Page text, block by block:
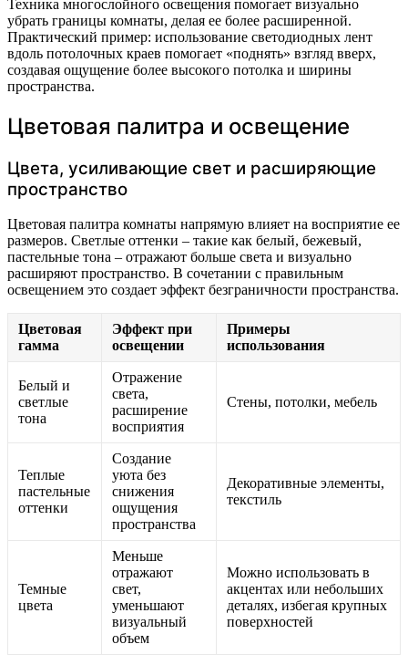
Техника многослойного освещения помогает визуально
убрать границы комнаты, делая ее более расширенной.
Практический пример: использование светодиодных лент
вдоль потолочных краев помогает «поднять» взгляд вверх,
создавая ощущение более высокого потолка и ширины
пространства.
Цветовая палитра и освещение
Цвета, усиливающие свет и расширяющие
пространство
Цветовая палитра комнаты напрямую влияет на восприятие ее
размеров. Светлые оттенки – такие как белый, бежевый,
пастельные тона – отражают больше света и визуально
расширяют пространство. В сочетании с правильным
освещением это создает эффект безграничности пространства.
Цветовая
гамма
Эффект при
освещении
Примеры
использования
Белый и
светлые
тона
Отражение
света,
расширение
восприятия
Стены, потолки, мебель
Теплые
пастельные
оттенки
Создание
уюта без
снижения
ощущения
пространства
Декоративные элементы,
текстиль
Темные
цвета
Меньше
отражают
свет,
уменьшают
визуальный
объем
Можно использовать в
акцентах или небольших
деталях, избегая крупных
поверхностей